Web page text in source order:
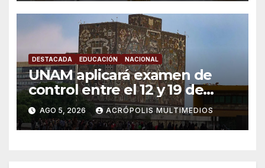
DESTACADA EDUCACIÓN NACIONAL
UNAM aplicará examen de
control entre el 12 y 19 de
agosto tras polémica por
resultados
AGO 5, 2026 ACRÓPOLIS MULTIMEDIOS